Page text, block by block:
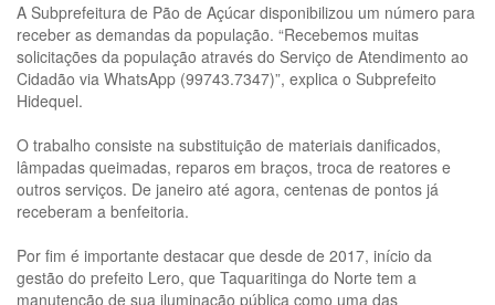
A Subprefeitura de Pão de Açúcar disponibilizou um número para
receber as demandas da população. “Recebemos muitas
solicitações da população através do Serviço de Atendimento ao
Cidadão via WhatsApp (99743.7347)”, explica o Subprefeito
Hidequel.
O trabalho consiste na substituição de materiais danificados,
lâmpadas queimadas, reparos em braços, troca de reatores e
outros serviços. De janeiro até agora, centenas de pontos já
receberam a benfeitoria.
Por fim é importante destacar que desde de 2017, início da
gestão do prefeito Lero, que Taquaritinga do Norte tem a
manutenção de sua iluminação pública como uma das